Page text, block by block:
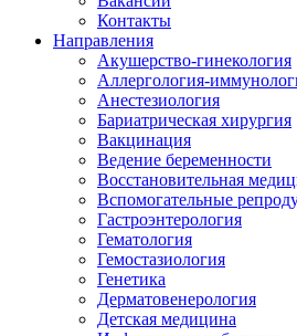
Контакты
Направления
Акушерство-гинекология
Аллергология-
Анестезиология
Бариатрическая хирургия
Вакцинация
Ведение беременности
Восстановительная
Вспомогательные
Гастроэнтерология
Гематология
Гемостазиология
Генетика
Дерматовенерология
Детская медицина